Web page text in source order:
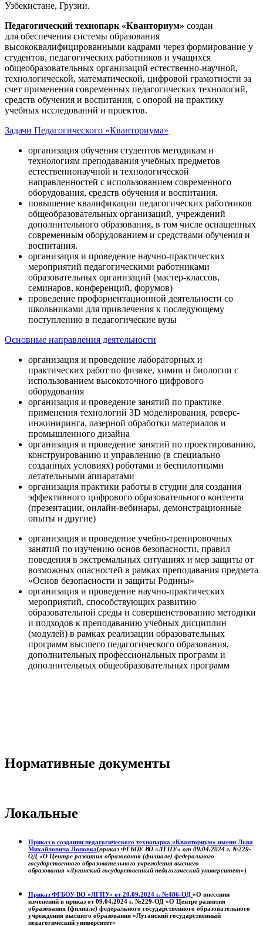
Узбекистане, Грузии.
Педагогический технопарк «Кванториум» создан
для обеспечения системы образования
высококвалифицированными кадрами через формирование у
студентов, педагогических работников и учащихся
общеобразовательных организаций естественно-научной,
технологической, математической, цифровой грамотности за
счет применения современных педагогических технологий,
средств обучения и воспитания, с опорой на практику
учебных исследований и проектов.
Задачи Педагогического «Кванториума»
организация обучения студентов методикам и
технологиям преподавания учебных предметов
естественнонаучной и технологической
направленностей с использованием современного
оборудования, средств обучения и воспитания.
повышение квалификации педагогических работников
общеобразовательных организаций, учреждений
дополнительного образования, в том числе оснащенных
современным оборудованием и средствами обучения и
воспитания.
организация и проведение научно-практических
мероприятий педагогическими работниками
образовательных организаций (мастер-классов,
семинаров, конференций, форумов)
проведение профориентационной деятельности со
школьниками для привлечения к последующему
поступлению в педагогические вузы
Основные направления деятельности
организация и проведение лабораторных и
практических работ по физике, химии и биологии с
использованием высокоточного цифрового
оборудования
организация и проведение занятий по практике
применения технологий 3D моделирования, реверс-
инжиниринга, лазерной обработки материалов и
промышленного дизайна
организация и проведение занятий по проектированию,
конструированию и управлению (в специально
созданных условиях) роботами и беспилотными
летательными аппаратами
организация практики работы в студии для создания
эффективного цифрового образовательного контента
(презентации, онлайн-вебинары, демонстрационные
опыты и другие)
организация и проведение учебно-тренировочных
занятий по изучению основ безопасности, правил
поведения в экстремальных ситуациях и мер защиты от
возможных опасностей в рамках преподавания предмета
«Основ безопасности и защиты Родины»
организация и проведение научно-практических
мероприятий, способствующих развитию
образовательной среды и совершенствованию методики
и подходов к преподаванию учебных дисциплин
(модулей) в рамках реализации образовательных
программ высшего педагогического образования,
дополнительных профессиональных программ и
дополнительных общеобразовательных программ
Нормативные документы
Локальные
Приказ о создании педагогического технопарка «Кванториум» имени Льва
Михайловича Лоповка(приказ ФГБОУ ВО «ЛГПУ» от 09.04.2024 г. №229-
ОД «О Центре развития образования (филиале) федерального
государственного образовательного учреждения высшего
образования «Луганский государственный педагогический университет»)
Приказ ФГБОУ ВО «ЛГПУ» от 20.09.2024 г. №486-ОД «О внесении
изменений в приказ от 09.04.2024 г. №229-ОД «О Центре развития
образования (филиале) федерального государственного образовательного
учреждения высшего образования «Луганский государственный
педагогический университет»